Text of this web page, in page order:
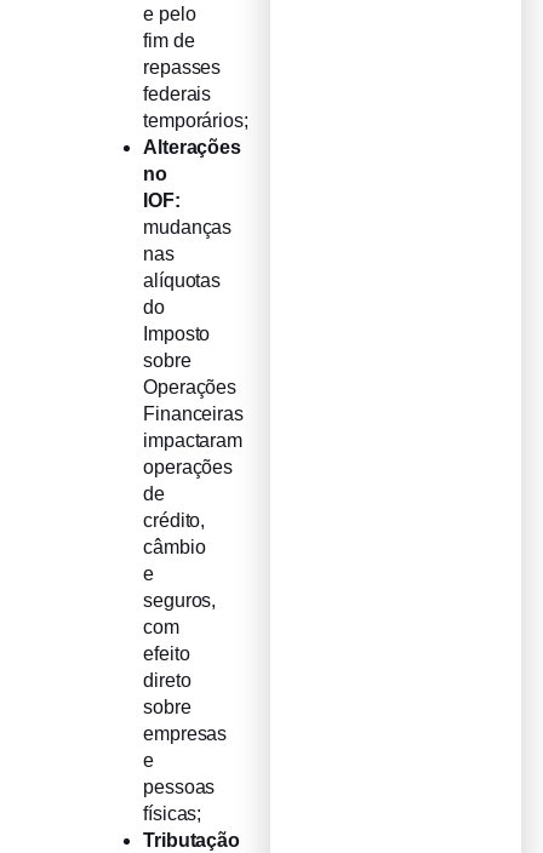
e pelo
fim de
repasses
federais
temporários;
Alterações
no
IOF:
mudanças
nas
alíquotas
do
Imposto
sobre
Operações
Financeiras
impactaram
operações
de
crédito,
câmbio
e
seguros,
com
efeito
direto
sobre
empresas
e
pessoas
físicas;
Tributação